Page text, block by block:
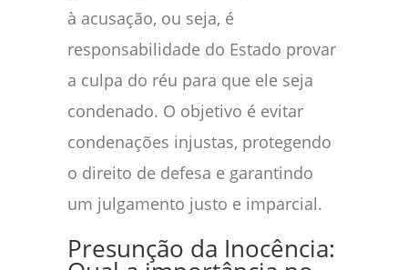
à acusação, ou seja, é
responsabilidade do Estado provar
a culpa do réu para que ele seja
condenado. O objetivo é evitar
condenações injustas, protegendo
o direito de defesa e garantindo
um julgamento justo e imparcial.
Presunção da Inocência: